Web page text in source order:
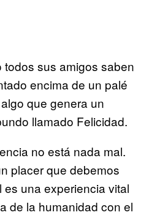
sus amigos saben
encima de un palé
que genera un
llamado Felicidad.
no está nada mal.
placer que debemos
una experiencia vital
de la humanidad con el